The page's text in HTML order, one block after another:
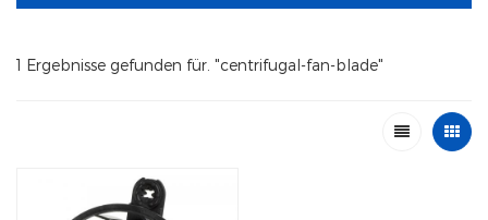
1 Ergebnisse gefunden für. "centrifugal-fan-blade"